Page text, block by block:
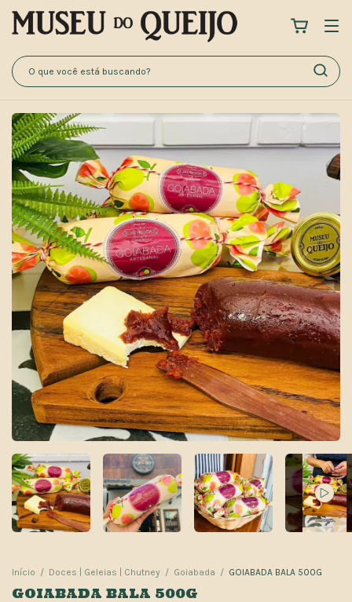
Início / Doces | Geleias | Chutney / Goiabada / GOIABADA BALA 500G
GOIABADA BALA 500G